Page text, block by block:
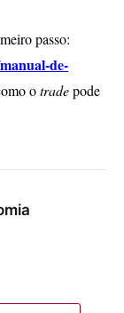
passo:
de-
otradepode